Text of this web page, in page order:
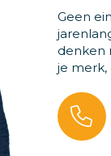
Geen
denken
je